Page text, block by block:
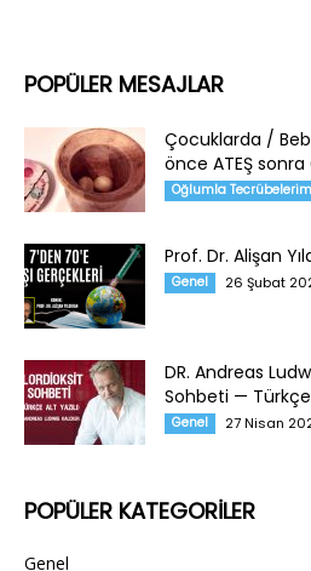
POPÜLER MESAJLAR
Çocuklarda /
önce ATEŞ sonra
Oğlumla Tecrübelerim
Prof. Dr. Alişan
Genel 26 Şubat
DR. Andreas
Sohbeti — Türkçe
Genel 27 Nisan
POPÜLER KATEGORİLER
Genel